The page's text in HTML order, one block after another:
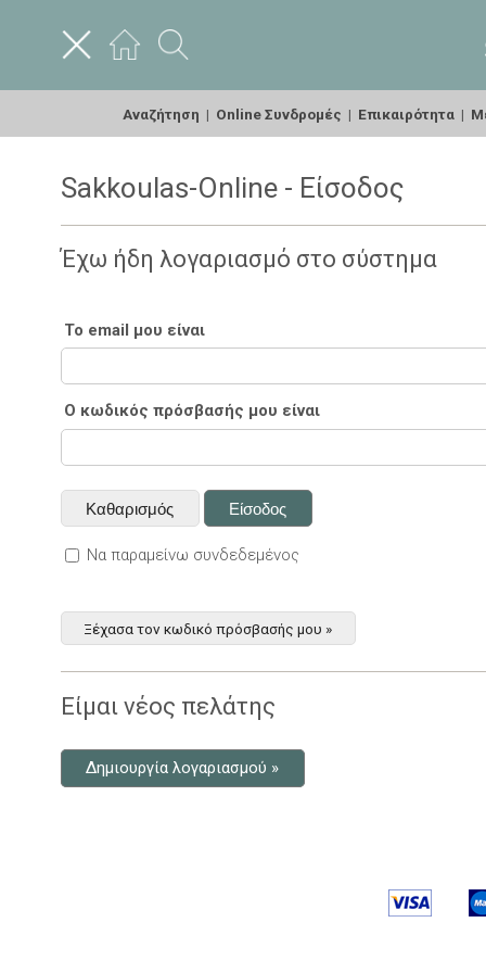
Αναζήτηση | Online Συνδρομές | Επικαιρότητα |
Sakkoulas-Online - Είσοδος
Έχω ήδη λογαριασμό στο σύστημα
Το email μου είναι
Ο κωδικός πρόσβασής μου είναι
Να παραμείνω συνδεδεμένος
Ξέχασα τον κωδικό πρόσβασής μου »
Είμαι νέος πελάτης
Δημιουργία λογαριασμού »